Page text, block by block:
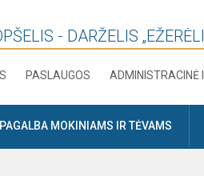
- DARŽELIS
PASLAUGOS ADMINISTRACINĖ
PAGALBA MOKINIAMS IR TĖVAMS